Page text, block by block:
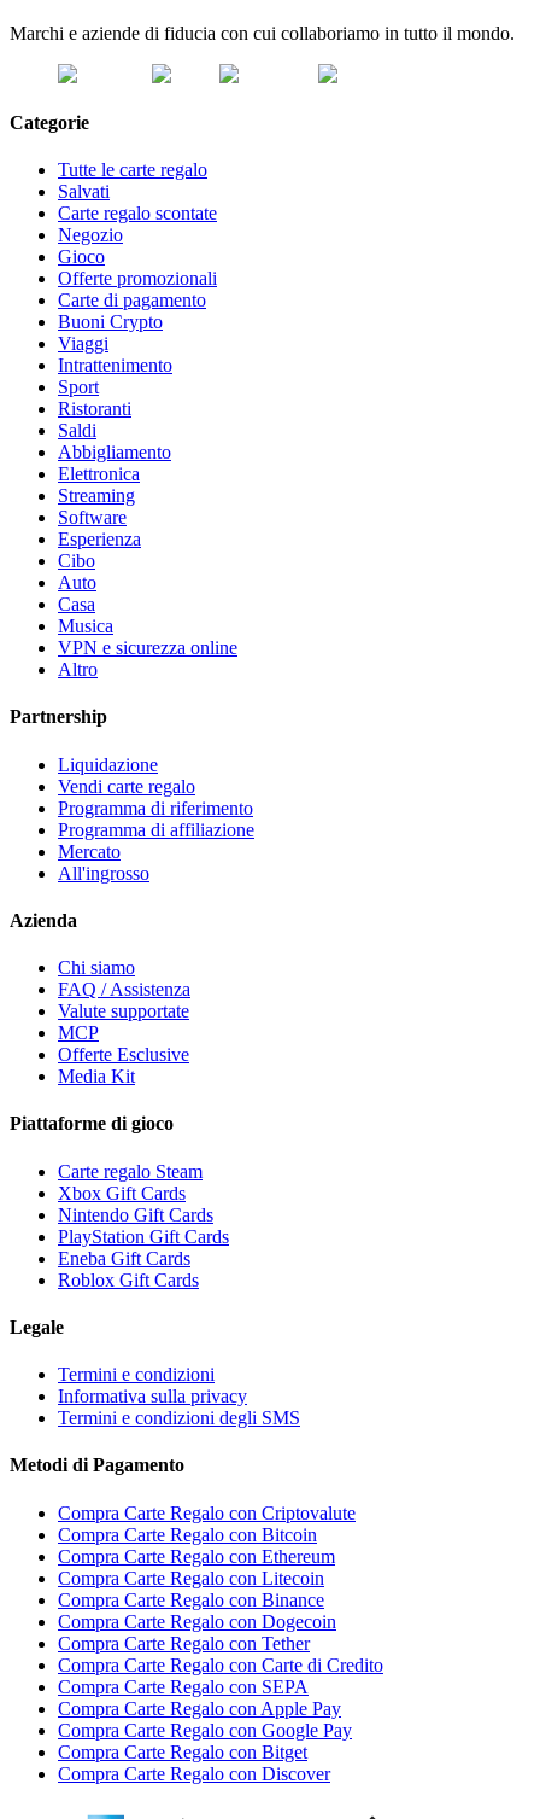
Marchi e aziende di fiducia con cui collaboriamo in tutto il mondo.
Categorie
Tutte le carte regalo
Salvati
Carte regalo scontate
Negozio
Gioco
Offerte promozionali
Carte di pagamento
Buoni Crypto
Viaggi
Intrattenimento
Sport
Ristoranti
Saldi
Abbigliamento
Elettronica
Streaming
Software
Esperienza
Cibo
Auto
Casa
Musica
VPN e sicurezza online
Altro
Partnership
Liquidazione
Vendi carte regalo
Programma di riferimento
Programma di affiliazione
Mercato
All'ingrosso
Azienda
Chi siamo
FAQ / Assistenza
Valute supportate
MCP
Offerte Esclusive
Media Kit
Piattaforme di gioco
Carte regalo Steam
Xbox Gift Cards
Nintendo Gift Cards
PlayStation Gift Cards
Eneba Gift Cards
Roblox Gift Cards
Legale
Termini e condizioni
Informativa sulla privacy
Termini e condizioni degli SMS
Metodi di Pagamento
Compra Carte Regalo con Criptovalute
Compra Carte Regalo con Bitcoin
Compra Carte Regalo con Ethereum
Compra Carte Regalo con Litecoin
Compra Carte Regalo con Binance
Compra Carte Regalo con Dogecoin
Compra Carte Regalo con Tether
Compra Carte Regalo con Carte di Credito
Compra Carte Regalo con SEPA
Compra Carte Regalo con Apple Pay
Compra Carte Regalo con Google Pay
Compra Carte Regalo con Bitget
Compra Carte Regalo con Discover